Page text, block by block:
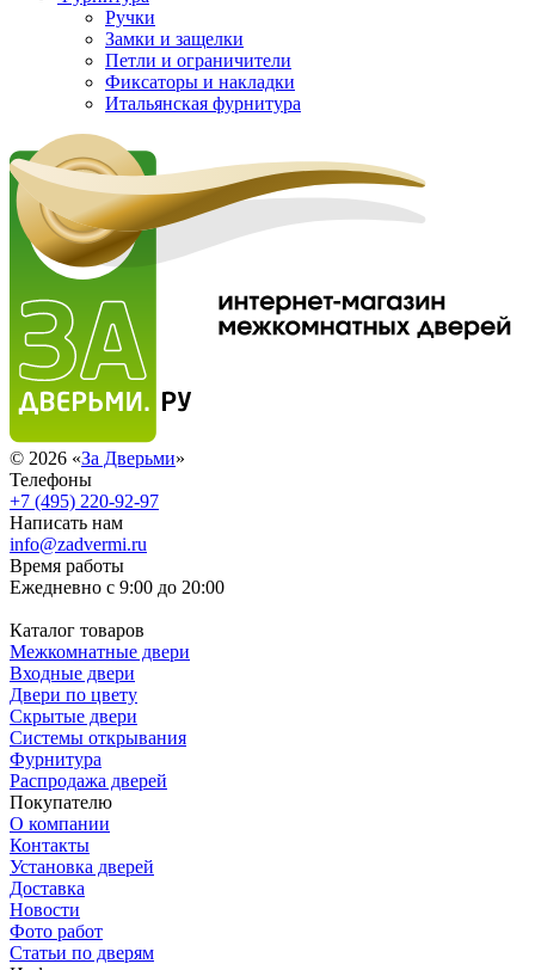
Ручки
Замки и защелки
Петли и ограничители
Фиксаторы и накладки
Итальянская фурнитура
© 2026 «За Дверьми»
Телефоны
+7 (495) 220-92-97
Написать нам
info@zadvermi.ru
Время работы
Ежедневно с 9:00 до 20:00
Каталог товаров
Межкомнатные двери
Входные двери
Двери по цвету
Скрытые двери
Системы открывания
Фурнитура
Распродажа дверей
Покупателю
О компании
Контакты
Установка дверей
Доставка
Новости
Фото работ
Статьи по дверям